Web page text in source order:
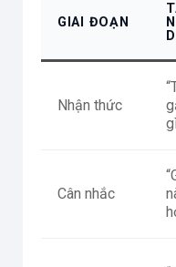
GIAI ĐOẠN
Nhận thức
Cân nhắc